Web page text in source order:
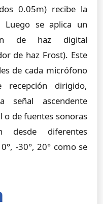
0.05m) recibe la
Luego se aplica un
de haz digital
de haz Frost). Este
de cada micrófono
dirigido,
señal ascendente
o de fuentes sonoras
desde diferentes
-30°, 20° como se